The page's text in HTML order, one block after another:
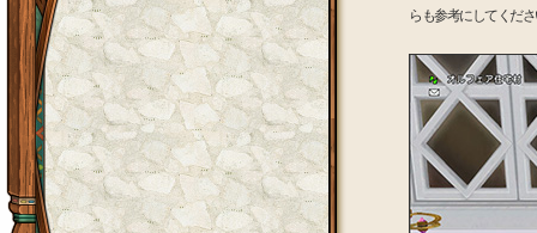
らも参考にしてくだ